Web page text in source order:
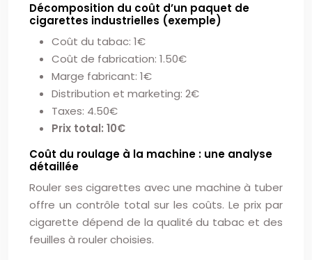
Décomposition du coût d’un paquet de
cigarettes industrielles (exemple)
Coût du tabac: 1€
Coût de fabrication: 1.50€
Marge fabricant: 1€
Distribution et marketing: 2€
Taxes: 4.50€
Prix total: 10€
Coût du roulage à la machine : une analyse
détaillée
Rouler ses cigarettes avec une machine à tuber
offre un contrôle total sur les coûts. Le prix par
cigarette dépend de la qualité du tabac et des
feuilles à rouler choisies.